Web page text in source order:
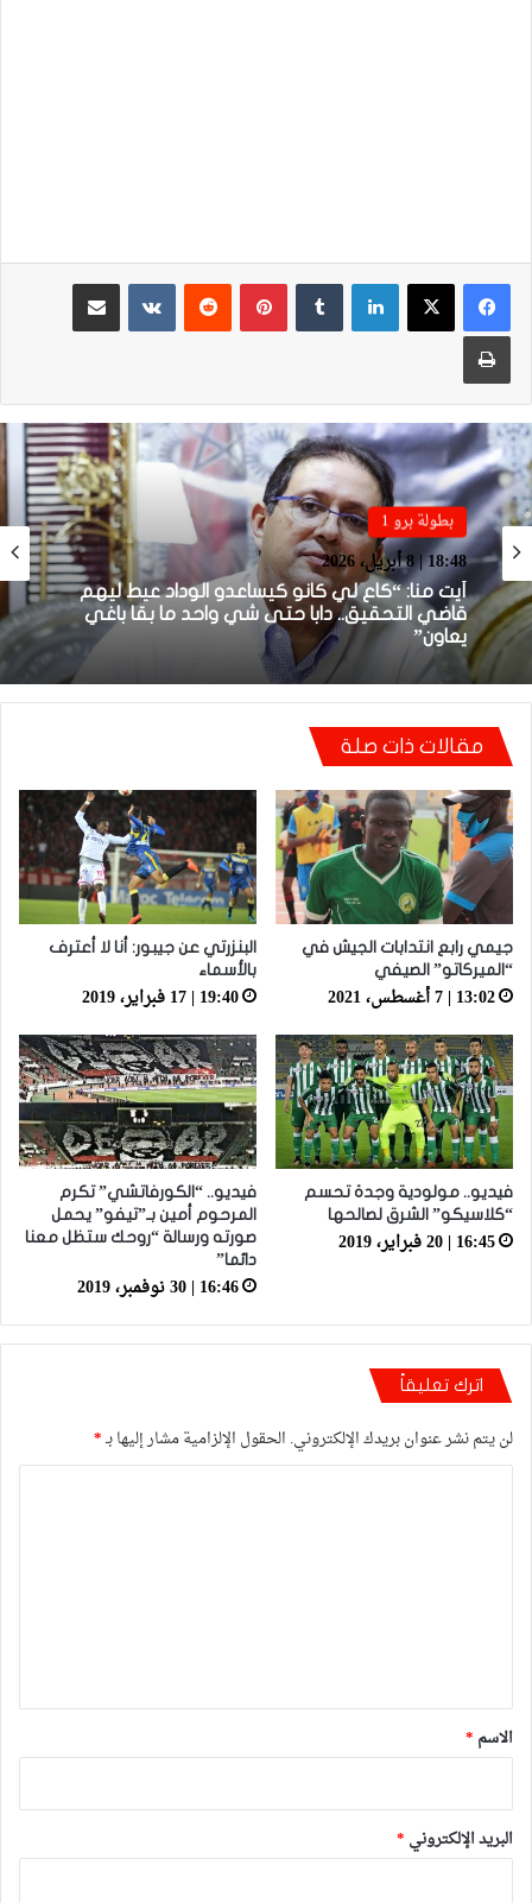
لينكدإن بينتيريست
مشاركة عبر البريد
طباعة
بطولة برو 1
18:48 | 8 أبريل، 2026
أيت منا: “كاع لي كانو كيساعدو الوداد عيط ليهم
يعاون”
بطولة برو 1
22:23 | 6 أبريل، 2026
توالي النتائج السلبية يلاحق الوداد الرياضي بعد
تعادل جديد أمام الدفاع الحسني الجديدي
مقالات ذات صلة
جيمي رابع انتدابات الجيش في
“الميركاتو” الصيفي
13:02 | 7 أغسطس، 2021
البنزرتي عن جيبور: أنا لا أعترف
بالأسماء
19:40 | 17 فبراير، 2019
فيديو.. مولودية وجدة تحسم
“كلاسيكو” الشرق لصالحها
16:45 | 20 فبراير، 2019
فيديو.. “الكورفاتشي” تكرم
المرحوم أمين بـ”تيفو” يحمل
صورته ورسالة “روحك ستظل معنا
دائما”
16:46 | 30 نوفمبر، 2019
اترك تعليقاً
لن يتم نشر عنوان بريدك الإلكتروني. الحقول الإلزامية مشار إليها بـ*
*
الاسم *
البريد الإلكتروني *